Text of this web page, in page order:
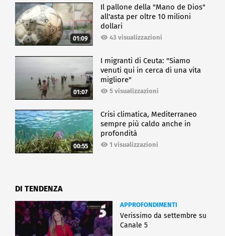
01:09
Il pallone della "Mano de Dios"
all'asta per oltre 10 milioni
dollari
43 visualizzazioni
01:07
I migranti di Ceuta: "Siamo
venuti qui in cerca di una vita
migliore"
5 visualizzazioni
00:55
Crisi climatica, Mediterraneo
sempre più caldo anche in
profondità
1 visualizzazioni
DI TENDENZA
APPROFONDIMENTI
Verissimo da settembre su
Canale 5